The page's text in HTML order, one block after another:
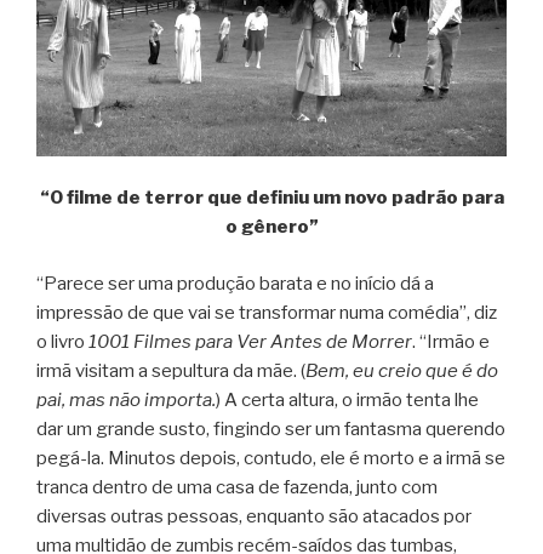
“O filme de terror que definiu um novo padrão para
o gênero”
“Parece ser uma produção barata e no início dá a
impressão de que vai se transformar numa comédia”, diz
o livro 1001 Filmes para Ver Antes de Morrer. “Irmão e
irmã visitam a sepultura da mãe. (Bem, eu creio que é do
pai, mas não importa.) A certa altura, o irmão tenta lhe
dar um grande susto, fingindo ser um fantasma querendo
pegá-la. Minutos depois, contudo, ele é morto e a irmã se
tranca dentro de uma casa de fazenda, junto com
diversas outras pessoas, enquanto são atacados por
uma multidão de zumbis recém-saídos das tumbas,